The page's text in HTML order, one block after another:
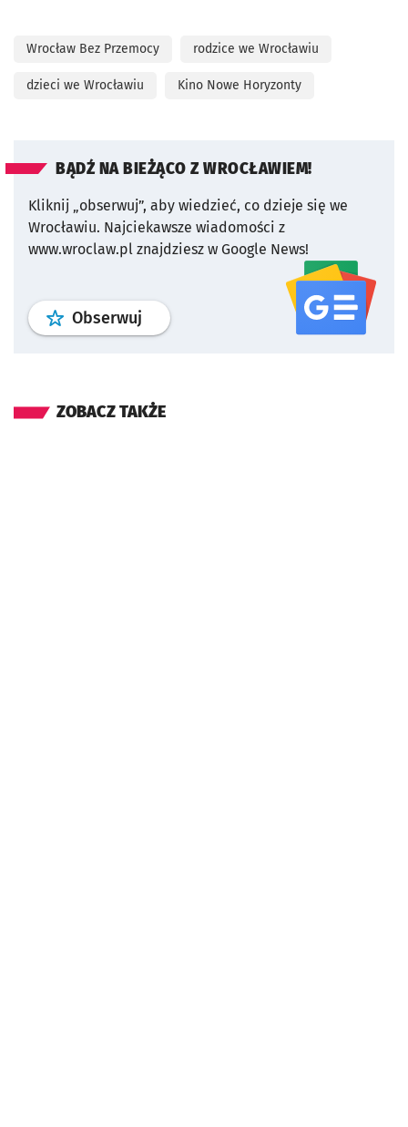
Wrocław Bez Przemocy rodzice we Wrocławiu
dzieci we Wrocławiu Kino Nowe Horyzonty
BĄDŹ NA BIEŻĄCO Z WROCŁAWIEM!
Kliknij „obserwuj”, aby wiedzieć, co dzieje się we
Wrocławiu. Najciekawsze wiadomości z
www.wroclaw.pl znajdziesz w Google News!
Obserwuj profil serwisu
ZOBACZ TAKŻE